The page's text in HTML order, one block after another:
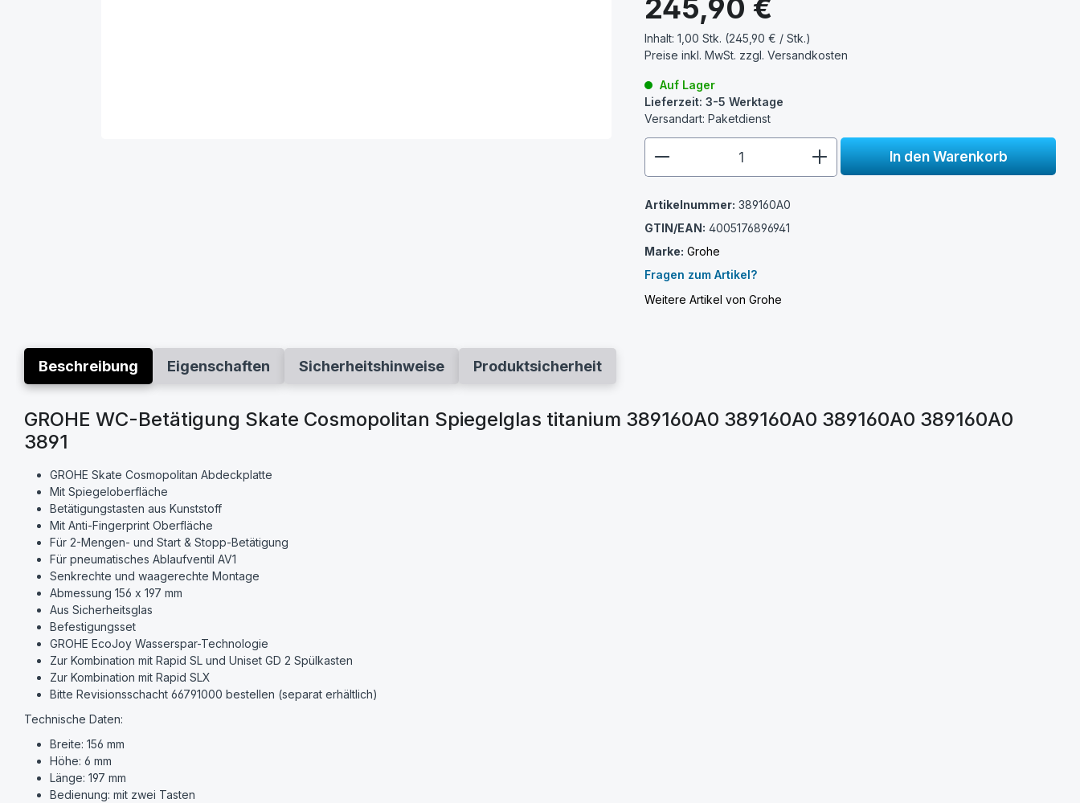
245,90 €
Inhalt:1,00 Stk. (245,90 € / Stk.)
Preise inkl. MwSt. zzgl.Versandkosten
Auf Lager
Lieferzeit: 3-5 Werktage
Versandart: Paketdienst
In den Warenkorb
Artikelnummer: 389160A0
GTIN/EAN: 4005176896941
Marke: Grohe
Fragen zum Artikel?
Weitere Artikel von Grohe
Beschreibung Eigenschaften Sicherheitshinweise Produktsicherheit
GROHE WC-Betätigung Skate Cosmopolitan Spiegelglas titanium 389160A0 389160A0 389160A0 389160A0
3891
GROHE Skate Cosmopolitan Abdeckplatte
Mit Spiegeloberfläche
Betätigungstasten aus Kunststoff
Mit Anti-Fingerprint Oberfläche
Für 2-Mengen- und Start & Stopp-Betätigung
Für pneumatisches Ablaufventil AV1
Senkrechte und waagerechte Montage
Abmessung 156 x 197 mm
Aus Sicherheitsglas
Befestigungsset
GROHE EcoJoy Wasserspar-Technologie
Zur Kombination mit Rapid SL und Uniset GD 2 Spülkasten
Zur Kombination mit Rapid SLX
Bitte Revisionsschacht 66791000 bestellen (separat erhältlich)
Technische Daten:
Breite: 156 mm
Höhe: 6 mm
Länge: 197 mm
Bedienung: mit zwei Tasten